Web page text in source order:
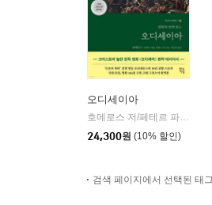
오디세이아
호메로스 저/페테르 파울 루벤스 그림/박문재 역
24,300원 (10% 할인)
검색 페이지에서 선택된 태